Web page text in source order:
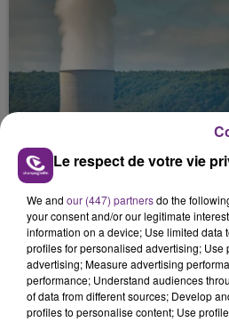
LA CENTRALE
TOUJOURS À L'ARRÊT
Cela fait déjà une semaine
nucléaire ardennaise est à
justifiée par la sécheresse
présente.
Le respect de votre vie
We and our (447) partnersdo the
your consent and/or our legitimate
information on a device; Use limited data
profiles for personalised advertising; Use
advertising; Measure advertising
performance; Understand audiences
of data from different sources; Develop
profiles to personalise content; Use